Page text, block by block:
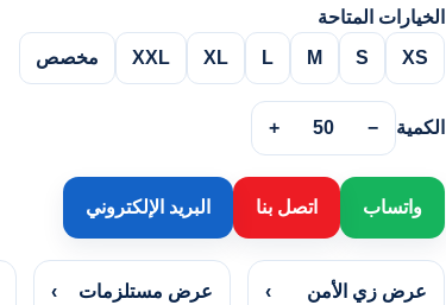
الخيارات المتاحة
XS
S
M
L
XL
XXL مخصص
الكمية −
50
+
واتساب اتصل بنا البريد الإلكتروني
عرض زي الأمن ›
عرض مستلزمات
›